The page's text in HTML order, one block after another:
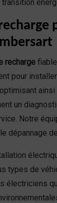
recharge
pour
ainsi
un
Notre
dépannage
types de
électriciens